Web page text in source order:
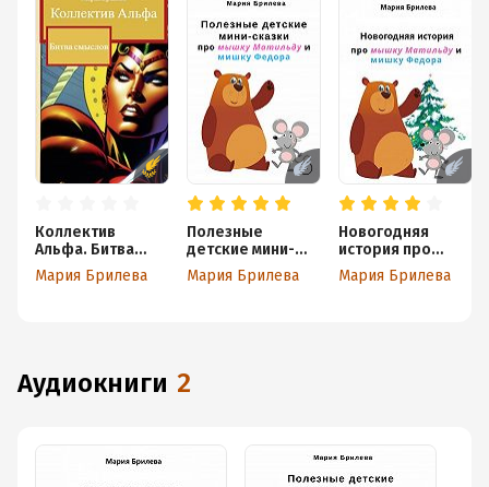
Коллектив
Альфа. Битва
смыслов
Мария Брилева
Полезные
детские мини-
сказки про
мышку Матильду
Мария Брилева
Новогодняя
история про
мышку Матильду
и мишку Федора
Мария Брилева
аудиокниги 2